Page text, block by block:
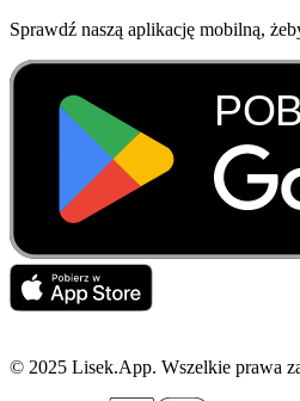
Sprawdź naszą aplikację mobilną,
© 2025 Lisek.App. Wszelkie prawa